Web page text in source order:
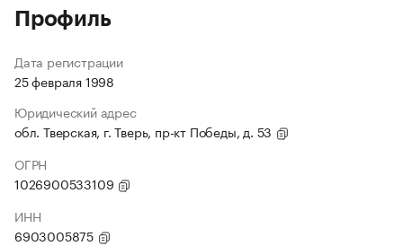
Профиль
Дата регистрации
25 февраля 1998
Юридический адрес
обл. Тверская, г. Тверь, пр-кт Победы, д. 53
ОГРН
1026900533109
ИНН
6903005875